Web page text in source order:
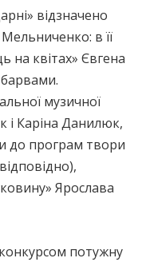
відзначено
в її
на квітах» Євгена
музичної
і Каріна Данилюк,
до програм твори
Ярослава
потужну